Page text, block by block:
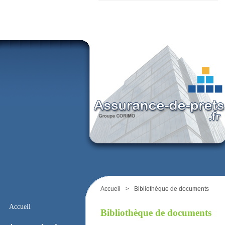
Accueil
Accueil > Bibliothèque de documents
Bibliothèque de documents